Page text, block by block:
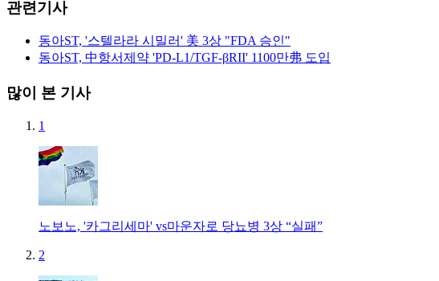
관련기사
동아ST, '스텔라라 시밀러' 美 3상 "FDA 승인"
동아ST, 中항서제약 'PD-L1/TGF-βRII' 1100만弗 도입
많이 본 기사
1
노보노, '카그리세마' vs마운자로 당뇨병 3상 “실패”
2